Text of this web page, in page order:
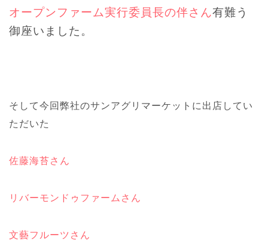
オープンファーム実行委員長の伴さん有難う
御座いました。
そして今回弊社のサンアグリマーケットに出店してい
ただいた
佐藤海苔さん
リバーモンドゥファームさん
文藝フルーツさん